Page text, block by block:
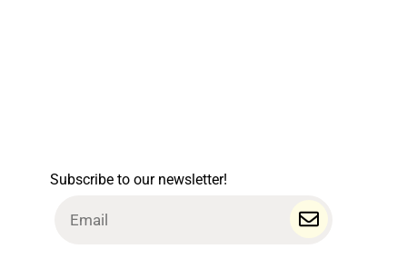
Subscribe to our newsletter!